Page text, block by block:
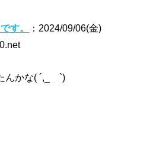
す。
：2024/09/06(金)
んかな( ´,_ゝ`)